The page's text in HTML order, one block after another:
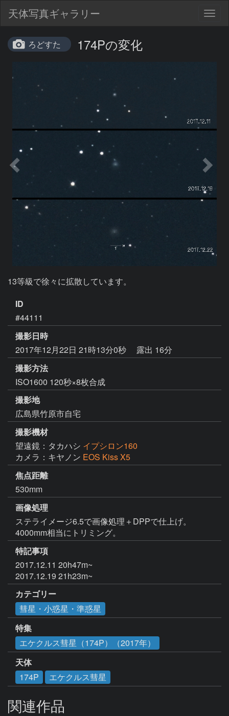
天体写真ギャラリー
ろどすた 174Pの変化
ID
#44111
撮影日時
2017年12月22日 21時13分0秒
露出 16分
撮影方法
ISO1600 120秒×8枚合成
撮影地
広島県竹原市自宅
撮影機材
望遠鏡：タカハシ イプシロン160
カメラ：キヤノン EOS Kiss X5
焦点距離
530mm
画像処理
ステライメージ6.5で画像処理＋DPPで仕上げ。
4000mm相当にトリミング。
特記事項
2017.12.11 20h47m~
2017.12.19 21h23m~
カテゴリー
彗星・小惑星・準惑星
特集
エケクルス彗星（174P）（2017年）
天体
174P
エケクルス彗星
関連作品